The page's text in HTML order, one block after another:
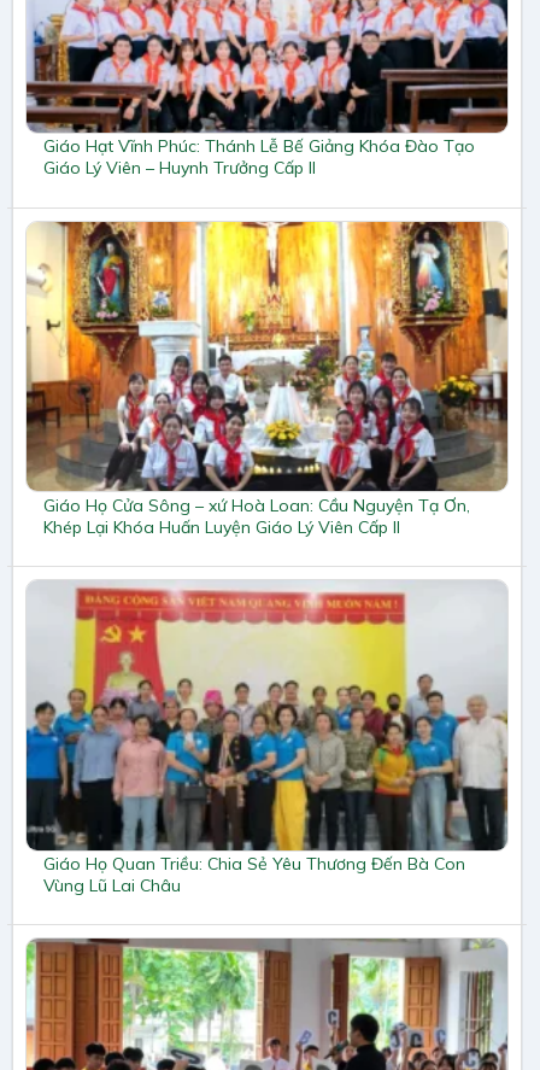
Giáo Hạt Vĩnh Phúc: Thánh Lễ Bế Giảng Khóa Đào Tạo
Giáo Lý Viên – Huynh Trưởng Cấp II
Giáo Họ Cửa Sông – xứ Hoà Loan: Cầu Nguyện Tạ Ơn,
Khép Lại Khóa Huấn Luyện Giáo Lý Viên Cấp II
Giáo Họ Quan Triều: Chia Sẻ Yêu Thương Đến Bà Con
Vùng Lũ Lai Châu